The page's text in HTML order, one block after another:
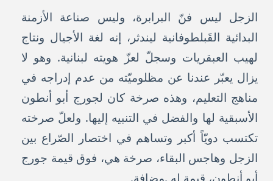
الزجل ليس فنّ البرابرة، وليس صناعة الأزمنة
البدائية القَبلطوفانية ليندثر، إنه لغة الأجيال ونتاج
لهيب العبقريات وسجلّ لعزّ هويته لبنانية. وهو لا
يزال يعبّر عندنا عن مظلوميّته من عدم إدراجه في
مناهج التعليم، وهذه صرخة كان لجورج أبو أنطون
الأسبقية لها والفضل في التنبيه إليها. ولعلّ صرخته
تكتسب دويّاً أكبر وتساهم في اختصار الصّراع بين
الزجل وهاجس البقاء، صرخة هي، فوق قيمة جورج